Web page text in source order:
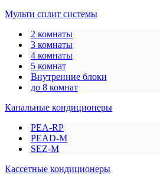
Мульти сплит системы
2 комнаты
3 комнаты
4 комнаты
5 комнат
Внутренние блоки
до 8 комнат
Канальные кондиционеры
PEA-RP
PEAD-M
SEZ-M
Кассетные кондиционеры